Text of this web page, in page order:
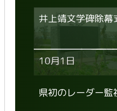
井上靖文学碑除幕
10月1日
県初のレーダー監